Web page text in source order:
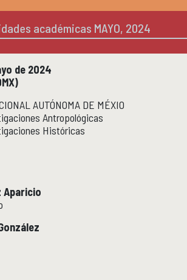
por año
vigentes
concluidos
académicas MAYO, 2024
de 2024
AUTÓNOMA DE MÉXIO
Antropológicas
Históricas
Aparicio